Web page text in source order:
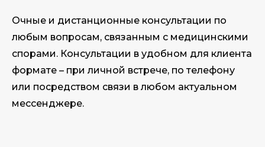
Очные и дистанционные консультации по
любым вопросам, связанным с медицинскими
спорами. Консультации в удобном для клиента
формате – при личной встрече, по телефону
или посредством связи в любом актуальном
мессенджере.